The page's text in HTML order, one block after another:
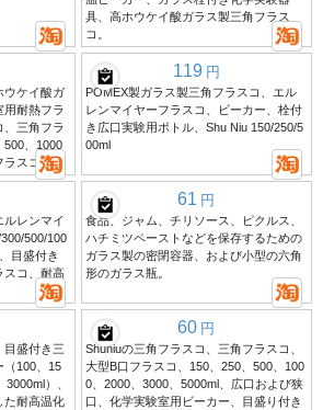
具、高ホウケイ酸ガラス製三角フラス
コ。
ウケイ酸ガ
用耐熱フラ
、三角フラ
500、1000
ラスコ。
119 円
POMEX製ガラス製三角フラスコ、エル
レンマイヤーフラスコ、ビーカー、栓付
き広口実験用ボトル、Shu Niu 150/250/5
00ml
ルレンマイ
500/100
目盛付き
スコ、耐高
61 円
食品、ジャム、チリソース、ピクルス、
ハチミツペーストなどを保存するための
ガラス製の密閉容器、および小型の六角
形のガラス瓶。
目盛付き三
（100、15
）、
た耐高温化
60 円
Shuniuの三角フラスコ、三角フラスコ、
大型B口フラスコ、150、250、500、100
0、2000、3000、5000ml、広口および狭
口、化学実験室用ビーカー、目盛り付き